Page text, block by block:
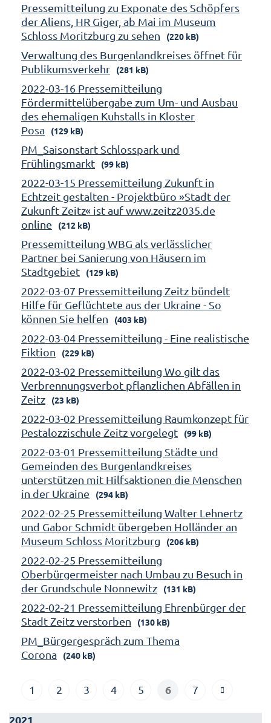
Pressemitteilung zu Exponate des Schöpfers
der Aliens, HR Giger, ab Mai im Museum
Schloss Moritzburg zu sehen
(220 kB)
Verwaltung des Burgenlandkreises öffnet für
Publikumsverkehr
(281 kB)
2022-03-16 Pressemitteilung
Fördermittelübergabe zum Um- und Ausbau
des ehemaligen Kuhstalls in Kloster
Posa
(129 kB)
PM_Saisonstart Schlosspark und
Frühlingsmarkt
(99 kB)
2022-03-15 Pressemitteilung Zukunft in
Echtzeit gestalten - Projektbüro »Stadt der
Zukunft Zeitz« ist auf www.zeitz2035.de
online
(212 kB)
Pressemitteilung WBG als verlässlicher
Partner bei Sanierung von Häusern im
Stadtgebiet
(129 kB)
2022-03-07 Pressemitteilung Zeitz bündelt
Hilfe für Geflüchtete aus der Ukraine - So
können Sie helfen
(403 kB)
2022-03-04 Pressemitteilung - Eine realistische
Fiktion
(229 kB)
2022-03-02 Pressemitteilung Wo gilt das
Verbrennungsverbot pflanzlichen Abfällen in
Zeitz
(23 kB)
2022-03-02 Pressemitteilung Raumkonzept für
Pestalozzischule Zeitz vorgelegt
(99 kB)
2022-03-01 Pressemitteilung Städte und
Gemeinden des Burgenlandkreises
unterstützen mit Hilfsaktionen die Menschen
in der Ukraine
(294 kB)
2022-02-25 Pressemitteilung Walter Lehnertz
und Gabor Schmidt übergeben Holländer an
Museum Schloss Moritzburg
(206 kB)
2022-02-25 Pressemitteilung
Oberbürgermeister nach Umbau zu Besuch in
der Grundschule Nonnewitz
(131 kB)
2022-02-21 Pressemitteilung Ehrenbürger der
Stadt Zeitz verstorben
(130 kB)
PM_Bürgergespräch zum Thema
Corona
(240 kB)
1 2 3 4 5 6 7
2021